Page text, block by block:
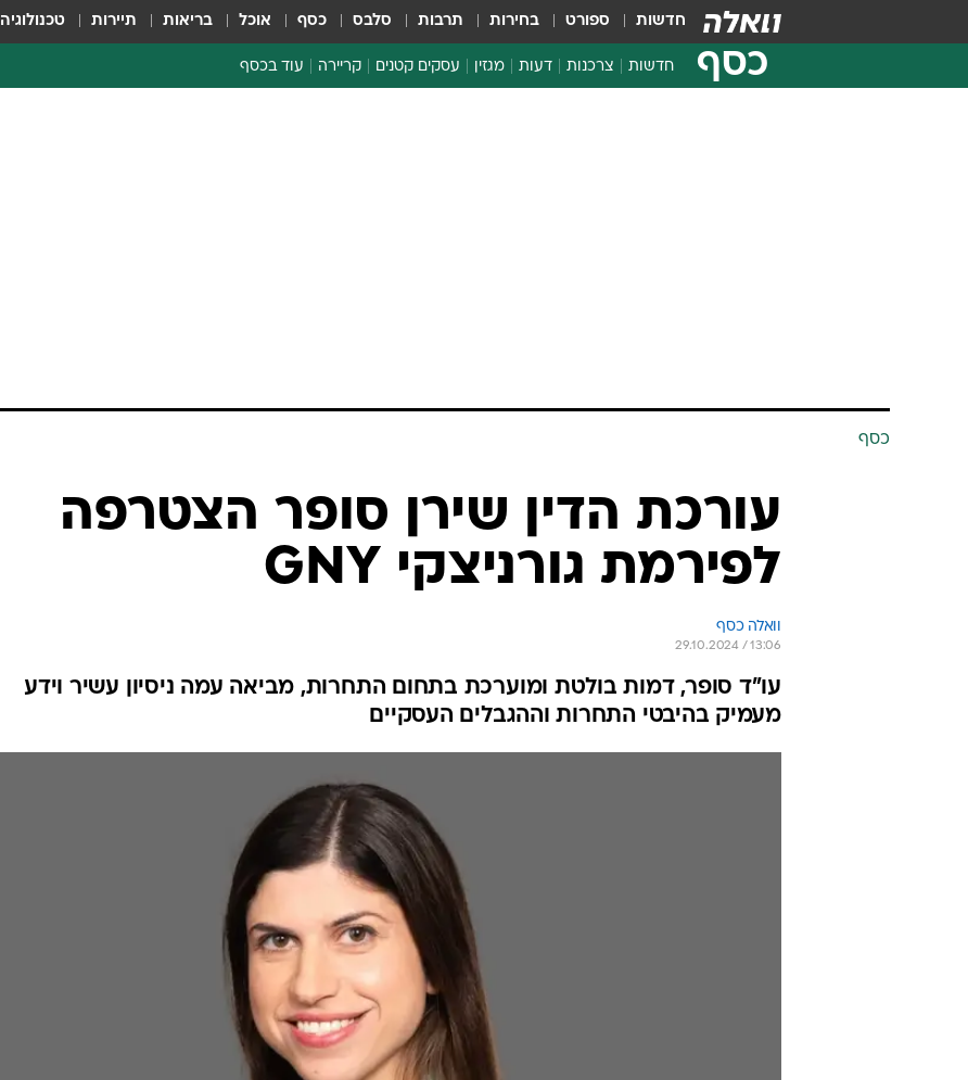
חדשות ספורט בחירות תרבות סלבס כסף אוכל בריאות תיירות טכנולוגיה
כסף חדשות צרכנות דעות מגזין עסקים קטנים קריירה עוד בכסף
כסף
עורכת הדין שירן סופר הצטרפה
לפירמת גורניצקי GNY
וואלה כסף
29.10.2024 / 13:06
עו"ד סופר, דמות בולטת ומוערכת בתחום התחרות, מביאה עמה ניסיון עשיר וידע
מעמיק בהיבטי התחרות וההגבלים העסקיים